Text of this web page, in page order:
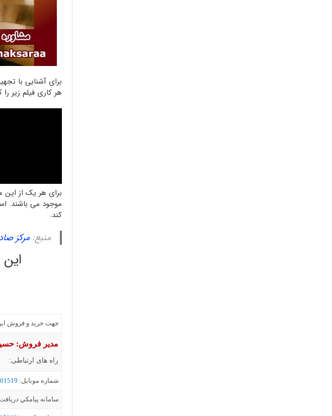
برای آشنایی با
هر کاری فیلم زیر
برای هر یک از این
موجود می باشند.
کند.
منبع:مرکز
جهت خرید و فروش
مدیر فروش:
راه های ارتباطی:
شماره موبايل:
سامانه پيامکي